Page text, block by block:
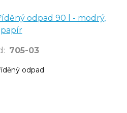
odpad 90 l - modrý,
papír
: 705-03
odpad